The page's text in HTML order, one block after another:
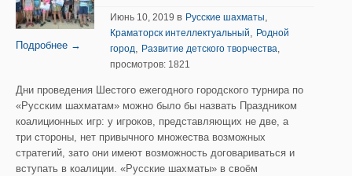
Подробнее →
Июнь 10, 2019 в Русские шахматы,
Краматорск интеллектуальный, Родной
город, Развитие детского творчества,
просмотров: 1821
Дни проведения Шестого ежегодного городского турнира по
«Русским шахматам» можно было бы назвать Праздником
коалиционных игр: у игроков, представляющих не две, а
три стороны, нет привычного множества возможных
стратегий, зато они имеют возможность договариваться и
вступать в коалиции. «Русские шахматы» в своём